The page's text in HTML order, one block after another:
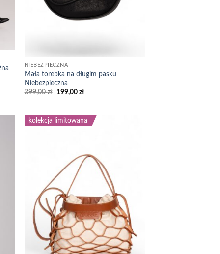
NIEBEZPIECZNA
Mała torebka na długim pasku
Niebezpieczna
399,00zł
Pierwotna
199,00 złAktualna
kolekcja limitowana